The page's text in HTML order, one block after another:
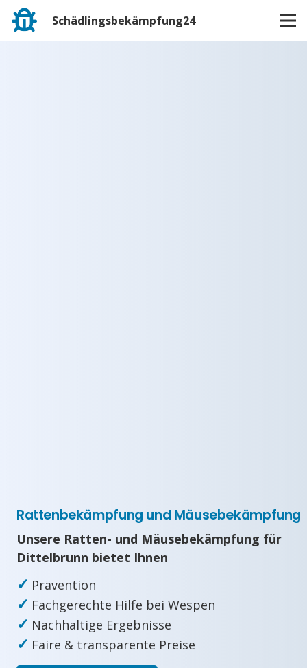
Schädlingsbekämpfung24
Rattenbekämpfung und Mäusebekämpfung
Unsere Ratten- und Mäusebekämpfung für
Dittelbrunn bietet Ihnen
✓ Prävention
✓ Fachgerechte Hilfe bei Wespen
✓ Nachhaltige Ergebnisse
✓ Faire & transparente Preise